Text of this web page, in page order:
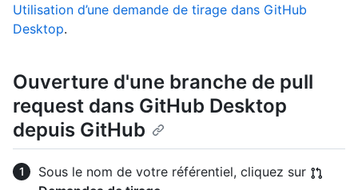
Utilisation d’une demande de tirage dans GitHub
Desktop.
Ouverture d'une branche de pull
request dans GitHub Desktop
depuis GitHub
Sous le nom de votre référentiel, cliquez sur